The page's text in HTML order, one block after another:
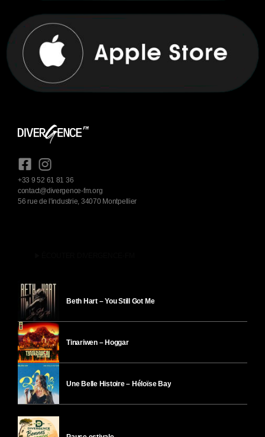
+33 9 52 61 81 36
contact@divergence-fm.org
56 rue de l'industrie, 34070 Montpellier
Beth Hart – You Still Got Me
Tinariwen – Hoggar
Une Belle Histoire – Héloïse Bay